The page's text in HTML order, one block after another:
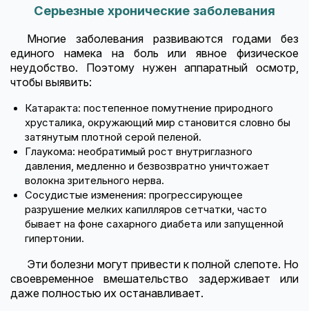
Серьезные хронические заболевания
Многие заболевания развиваются годами без
единого намека на боль или явное физическое
неудобство. Поэтому нужен аппаратный осмотр,
чтобы выявить:
Катаракта: постепенное помутнение природного
хрусталика, окружающий мир становится словно бы
затянутым плотной серой пеленой.
Глаукома: необратимый рост внутриглазного
давления, медленно и безвозвратно уничтожает
волокна зрительного нерва.
Сосудистые изменения: прогрессирующее
разрушение мелких капилляров сетчатки, часто
бывает на фоне сахарного диабета или запущенной
гипертонии.
Эти болезни могут привести к полной слепоте. Но
своевременное вмешательство задерживает или
даже полностью их останавливает.